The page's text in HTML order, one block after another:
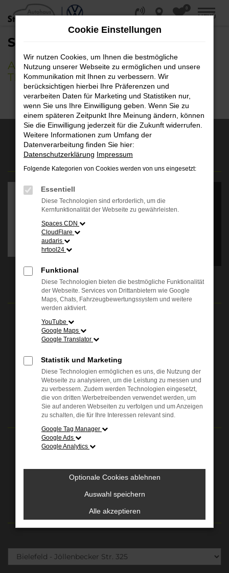
Zum
Hauptinhalt
0
MENÜ
SERVICEANFRAGE
ANMELDUNG &
TERMINVEREINBARUNG
AUSZEICHNUNGEN
zu laden. Dabei können
Daten an Dritte
ÖFFNUNGSZEITEN
Mo. - Fr.: 08.00 - 18.00 Uhr
Sa.: 09.00 - 13.00 Uhr
Service:
Mo. - Fr.: 07.00 - 18.00 Uhr
Sa.: 09.00 - 13.00 Uhr
24H NOTDIENSTNUMMER
Bielefeld (Jöllenbecker Straße)
Schloß Holte-Stukenbrock
NOTFALLNUMMER +49 5207 99166-88
STANDORTE
Cookie Einstellungen
Wir nutzen Cookies, um Ihnen die bestmögliche
Nutzung unserer Webseite zu ermöglichen und unsere
Kommunikation mit Ihnen zu verbessern. Wir
berücksichtigen hierbei Ihre Präferenzen und
verarbeiten Daten für Marketing und Statistiken nur,
wenn Sie uns Ihre Einwilligung geben. Wenn Sie zu
einem späteren Zeitpunkt Ihre Meinung ändern, können
Sie die Einwilligung jederzeit für die Zukunft widerrufen.
Weitere Informationen zum Umfang der
Datenverarbeitung finden Sie hier:
Datenschutzerklärung Impressum
Folgende Kategorien von Cookies werden von uns eingesetzt:
Essentiell
Diese Technologien sind erforderlich, um die
Kernfunktionalität der Webseite zu gewährleisten.
Spaces CDN
CloudFlare
audaris
hrtool24
Funktional
Diese Technologien bieten die bestmögliche Funktionalität
der Webseite. Services von Drittanbietern wie Google
Maps, Chats, Fahrzeugbewertungssystem und weitere
werden aktiviert.
YouTube
Google Maps
Google Translator
Statistik und Marketing
Diese Technologien ermöglichen es uns, die Nutzung der
Webseite zu analysieren, um die Leistung zu messen und
zu verbessern. Zudem werden Technologien eingesetzt,
die von dritten Werbetreibenden verwendet werden, um
Sie auf anderen Webseiten zu verfolgen und um Anzeigen
zu schalten, die für Ihre Interessen relevant sind.
Google Tag Manager
Google Ads
Google Analytics
Optionale Cookies ablehnen
Auswahl speichern
Alle akzeptieren